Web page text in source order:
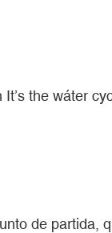
the wáter
de partida,